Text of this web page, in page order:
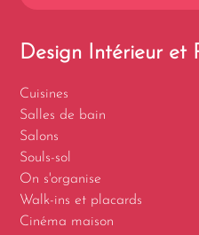
Design Intérieur et
Cuisines
Salles de bain
Salons
Souls-sol
On s'organise
Walk-ins et placards
Cinéma maison